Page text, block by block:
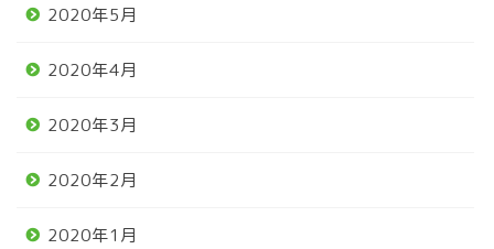
2020年5月
2020年4月
2020年3月
2020年2月
2020年1月